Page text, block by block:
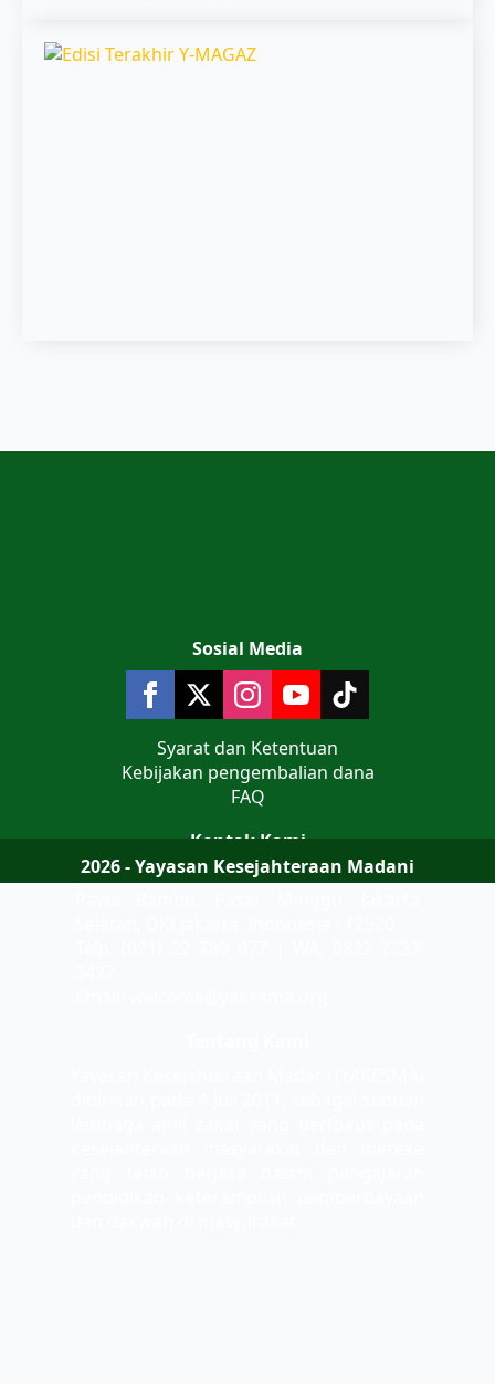
Kontak Kami
Jalan Teluk Jakarta No 9 Komplek AL
Sosial Media
Syarat dan Ketentuan
Kebijakan pengembalian dana
FAQ
2026 - Yayasan Kesejahteraan Madani